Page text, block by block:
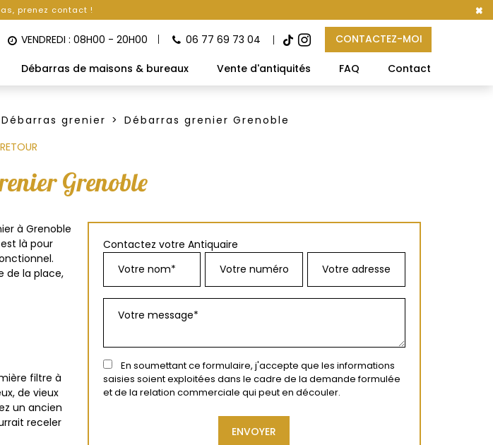
prenez contact ! ×
VENDREDI : 08H00 - 20H00 06 77 69 73 04 CONTACTEZ-MOI
Débarras de maisons & bureaux Vente d'antiquités FAQ Contact
Débarras grenier
Débarras grenier Grenoble
RETOUR
Grenoble
à Grenoble
là pour
de la place,
filtre à
de vieux
un ancien
receler
Contactez votre Antiquaire
En soumettant ce formulaire, j'accepte que les informations
saisies soient exploitées dans le cadre de la demande formulée
et de la relation commerciale qui peut en découler.